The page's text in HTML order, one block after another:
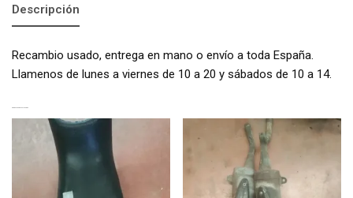
Descripción
Recambio usado, entrega en mano o envío a toda España.
Llamenos de lunes a viernes de 10 a 20 y sábados de 10 a 14.